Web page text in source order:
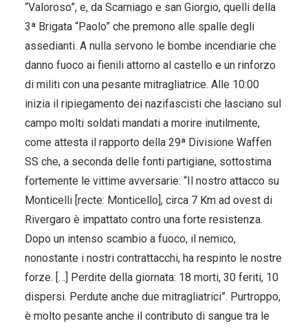
“Valoroso”, e, da Scarniago e san Giorgio, quelli della
3ª Brigata “Paolo” che premono alle spalle degli
assedianti. A nulla servono le bombe incendiarie che
danno fuoco ai fienili attorno al castello e un rinforzo
di militi con una pesante mitragliatrice. Alle 10:00
inizia il ripiegamento dei nazifascisti che lasciano sul
campo molti soldati mandati a morire inutilmente,
come attesta il rapporto della 29ª Divisione Waffen
SS che, a seconda delle fonti partigiane, sottostima
fortemente le vittime avversarie: “Il nostro attacco su
Monticelli [recte: Monticello], circa 7 Km ad ovest di
Rivergaro è impattato contro una forte resistenza.
Dopo un intenso scambio a fuoco, il nemico,
nonostante i nostri contrattacchi, ha respinto le nostre
forze. […] Perdite della giornata: 18 morti, 30 feriti, 10
dispersi. Perdute anche due mitragliatrici”. Purtroppo,
è molto pesante anche il contributo di sangue tra le